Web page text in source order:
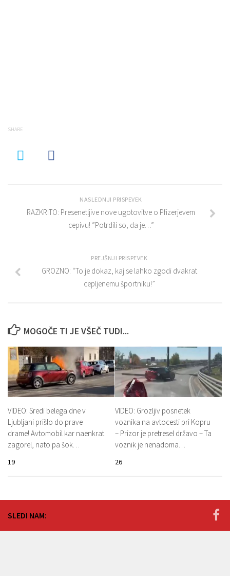
SHARE
NASLEDNJI PRISPEVEK
RAZKRITO: Presenetljive nove ugotovitve o Pfizerjevem
cepivu! ”Potrdili so, da je…”
PREJŠNJI PRISPEVEK
GROZNO: “To je dokaz, kaj se lahko zgodi dvakrat
cepljenemu športniku!”
MOGOČE TI JE VŠEČ TUDI...
VIDEO: Sredi belega dne v
Ljubljani prišlo do prave
drame! Avtomobil kar naenkrat
zagorel, nato pa šok…
19
VIDEO: Grozljiv posnetek
voznika na avtocesti pri Kopru
– Prizor je pretresel državo – Ta
voznik je nenadoma…
26
SLEDI NAM: